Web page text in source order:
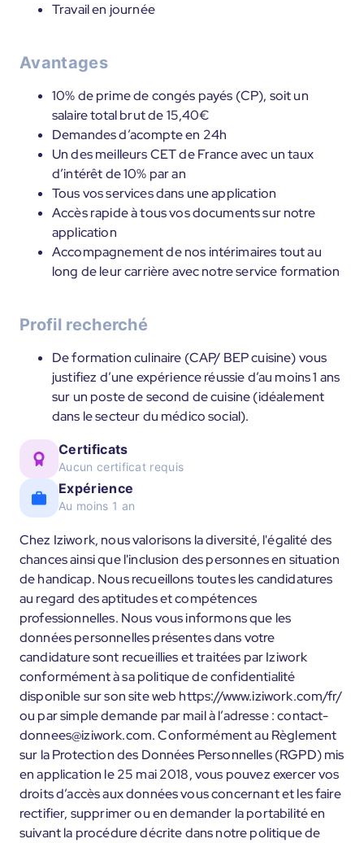
Travail en journée
Avantages
10% de prime de congés payés (CP), soit un
salaire total brut de 15,40€
Demandes d’acompte en 24h
Un des meilleurs CET de France avec un taux
d’intérêt de 10% par an
Tous vos services dans une application
Accès rapide à tous vos documents sur notre
application
Accompagnement de nos intérimaires tout au
long de leur carrière avec notre service formation
Profil recherché
De formation culinaire (CAP/ BEP cuisine) vous
justifiez d’une expérience réussie d’au moins 1 ans
sur un poste de second de cuisine (idéalement
dans le secteur du médico social).
Certificats
Aucun certificat requis
Expérience
Au moins 1 an
Chez Iziwork, nous valorisons la diversité, l'égalité des
chances ainsi que l'inclusion des personnes en situation
de handicap. Nous recueillons toutes les candidatures
au regard des aptitudes et compétences
professionnelles. Nous vous informons que les
données personnelles présentes dans votre
candidature sont recueillies et traitées par Iziwork
conformément à sa politique de confidentialité
disponible sur son site web https://www.iziwork.com/fr/
ou par simple demande par mail à l’adresse : contact-
donnees@iziwork.com. Conformément au Règlement
sur la Protection des Données Personnelles (RGPD) mis
en application le 25 mai 2018, vous pouvez exercer vos
droits d’accès aux données vous concernant et les faire
rectifier, supprimer ou en demander la portabilité en
suivant la procédure décrite dans notre politique de